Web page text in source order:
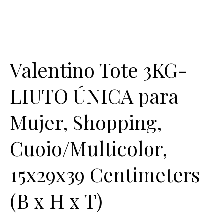
Valentino Tote 3KG-
LIUTO ÚNICA para
Mujer, Shopping,
Cuoio/Multicolor,
15x29x39 Centimeters
(B x H x T)